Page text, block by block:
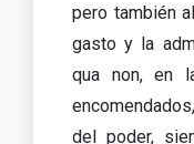
pero también
gasto y la
qua non, en
del poder,